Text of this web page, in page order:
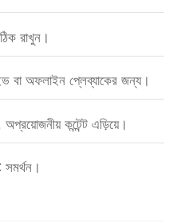
রাখুন।
বা অফলাইন প্লেব্যাকের জন্য।
অপ্রয়োজনীয় কন্টেন্ট এড়িয়ে।